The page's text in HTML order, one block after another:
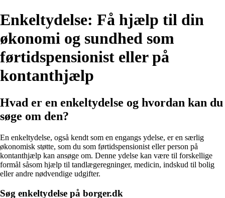
Enkeltydelse: Få hjælp til din
økonomi og sundhed som
førtidspensionist eller på
kontanthjælp
Hvad er en enkeltydelse og hvordan kan du
søge om den?
En enkeltydelse, også kendt som en engangs ydelse, er en særlig
økonomisk støtte, som du som førtidspensionist eller person på
kontanthjælp kan ansøge om. Denne ydelse kan være til forskellige
formål såsom hjælp til tandlægeregninger, medicin, indskud til bolig
eller andre nødvendige udgifter.
Søg enkeltydelse på borger.dk